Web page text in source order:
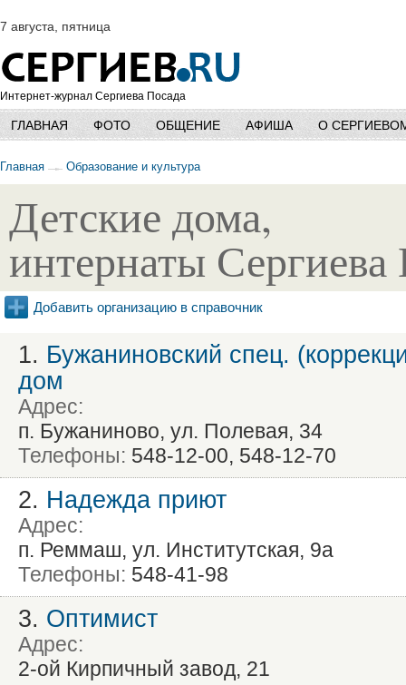
7 августа, пятница
Интернет-журнал Сергиева Посада
ГЛАВНАЯ ФОТО ОБЩЕНИЕ АФИША О
Главная Образование и культура
Детские дома,
интернаты
Добавить организацию в справочник
1. Бужаниновский спец.
дом
Адрес:
п. Бужаниново, ул. Полевая, 34
Телефоны: 548-12-00, 548-12-70
2. Надежда приют
Адрес:
п. Реммаш, ул. Институтская, 9а
Телефоны: 548-41-98
3. Оптимист
Адрес:
2-ой Кирпичный завод, 21